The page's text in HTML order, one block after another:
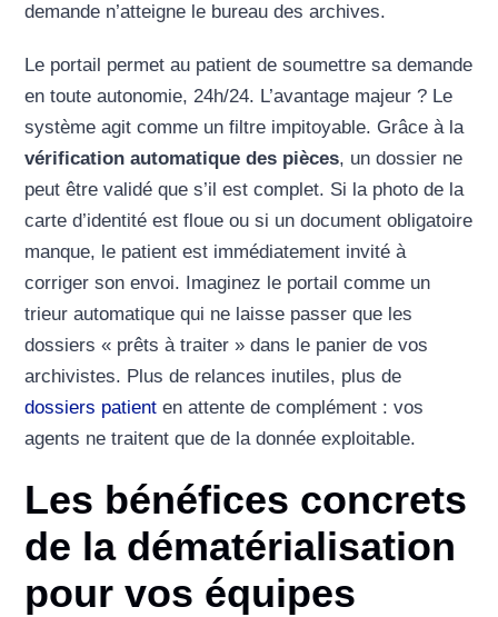
demande n’atteigne le bureau des archives.
Le portail permet au patient de soumettre sa demande
en toute autonomie, 24h/24. L’avantage majeur ? Le
système agit comme un filtre impitoyable. Grâce à la
vérification automatique des pièces, un dossier ne
peut être validé que s’il est complet. Si la photo de la
carte d’identité est floue ou si un document obligatoire
manque, le patient est immédiatement invité à
corriger son envoi. Imaginez le portail comme un
trieur automatique qui ne laisse passer que les
dossiers « prêts à traiter » dans le panier de vos
archivistes. Plus de relances inutiles, plus de
dossiers patient en attente de complément : vos
agents ne traitent que de la donnée exploitable.
Les bénéfices concrets
de la dématérialisation
pour vos équipes